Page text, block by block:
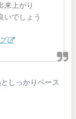
来上がり
いでしょう
しっかりペース